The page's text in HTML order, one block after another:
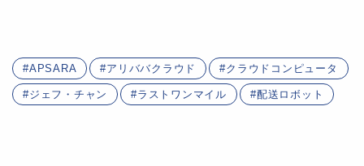
APSARA アリババクラウド クラウドコンピュータ
ジェフ・チャン ラストワンマイル 配送ロボット